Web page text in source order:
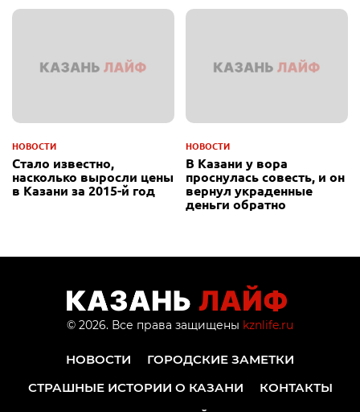
НОВОСТИ
Стало известно,
насколько выросли цены
в Казани за 2015-й год
НОВОСТИ
В Казани у вора
проснулась совесть, и он
вернул украденные
деньги обратно
© 2026. Все права защищены kznlife.ru
НОВОСТИ
ГОРОДСКИЕ ЗАМЕТКИ
СТРАШНЫЕ ИСТОРИИ О КАЗАНИ
КОНТАКТЫ